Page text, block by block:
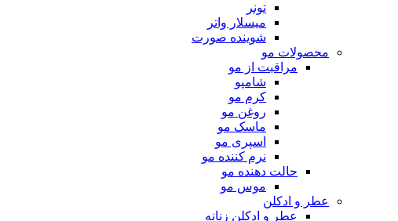
تونر
میسلار واتر
شوینده صورت
محصولات مو
مراقبت از مو
شامپو
کرم مو
روغن مو
ماسک مو
اسپری مو
نرم کننده مو
حالت دهنده مو
موس مو
عطر و ادکلن
عطر و ادکلن زنانه